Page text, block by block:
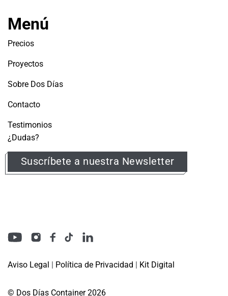
Menú
Precios
Proyectos
Sobre Dos Días
Contacto
Testimonios
¿Dudas?
Suscríbete a nuestra Newsletter
Aviso Legal | Política de Privacidad | Kit Digital
© Dos Días Container 2026